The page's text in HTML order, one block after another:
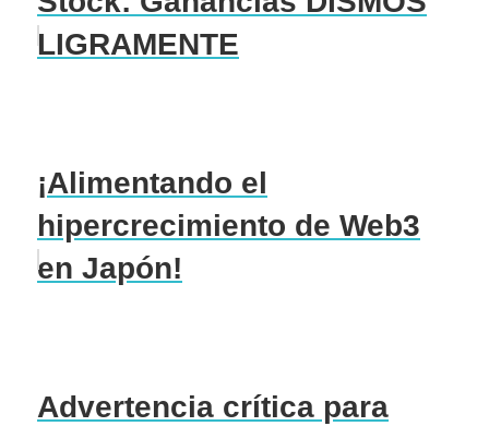
LIGRAMENTE
¡Alimentando el
hipercrecimiento de Web3
en Japón!
Advertencia crítica para